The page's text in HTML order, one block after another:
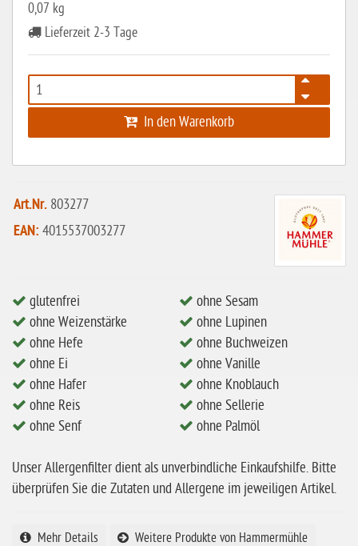
laktosefrei
ohne Ei
ohne Soja
Bio
ohne Milch
ohne Hafer
ohne Zuckerzusatz
ohne Reis
ohne Mais
ohne Sesam
ohne Guarkernmehl
0,07 kg
Lieferzeit 2-3 Tage
In den Warenkorb
Art.Nr. 803277
EAN: 4015537003277
glutenfrei
ohne Weizenstärke
ohne Hefe
ohne Ei
ohne Hafer
ohne Reis
ohne Senf
ohne Sesam
ohne Lupinen
ohne Buchweizen
ohne Vanille
ohne Knoblauch
ohne Sellerie
ohne Palmöl
Unser Allergenfilter dient als unverbindliche Einkaufshilfe. Bitte
überprüfen Sie die Zutaten und Allergene im jeweiligen Artikel.
Mehr Details Weitere Produkte von Hammermühle